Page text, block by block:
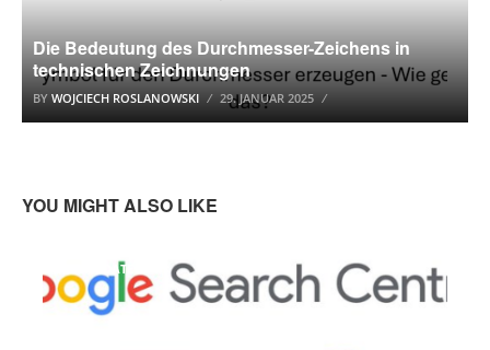
Die Bedeutung des Durchmesser-Zeichens in
technischen Zeichnungen
BY WOJCIECH ROSLANOWSKI 29. JANUAR 2025
YOU MIGHT ALSO LIKE
GOOGLE UPDATE